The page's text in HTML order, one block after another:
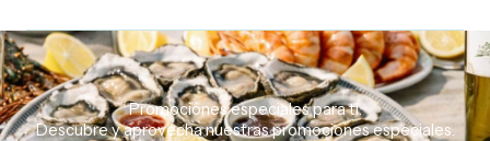
Promociones especiales para ti.
Descubreyaprovechanuestraspromocionesespeciales.